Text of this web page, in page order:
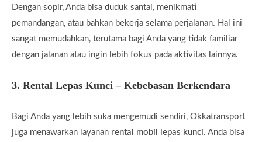
Dengan sopir, Anda bisa duduk santai, menikmati
pemandangan, atau bahkan bekerja selama perjalanan. Hal ini
sangat memudahkan, terutama bagi Anda yang tidak familiar
dengan jalanan atau ingin lebih fokus pada aktivitas lainnya.
3. Rental Lepas Kunci – Kebebasan Berkendara
Bagi Anda yang lebih suka mengemudi sendiri, Okkatransport
juga menawarkan layanan rental mobil lepas kunci. Anda bisa